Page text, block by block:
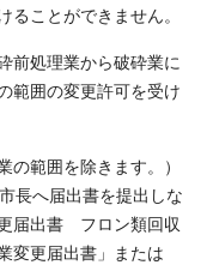
ることができません。
前処理業から破砕業に
範囲の変更許可を受け
の範囲を除きます。）
長へ届出書を提出しな
届出書 フロン類回収
更届出書」または